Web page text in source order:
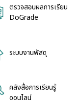
ตรวจสอบผลการเรียน
DoGrade
ระบบงานพัสดุ
คลังสื่อการเรียนรู้
ออนไลน์